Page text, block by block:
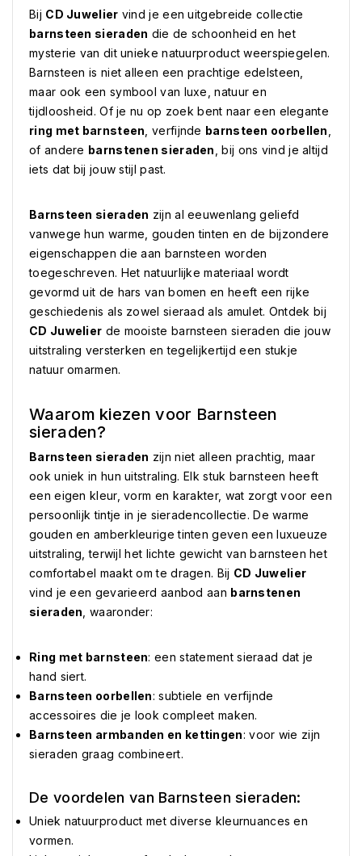
Bij CD Juwelier vind je een uitgebreide collectie
barnsteen sieraden die de schoonheid en het
mysterie van dit unieke natuurproduct weerspiegelen.
Barnsteen is niet alleen een prachtige edelsteen,
maar ook een symbool van luxe, natuur en
tijdloosheid. Of je nu op zoek bent naar een elegante
ring met barnsteen , verfijnde barnsteen oorbellen
of andere barnstenen sieraden , bij ons vind je altijd
iets dat bij jouw stijl past.
Barnsteen sieraden zijn al eeuwenlang geliefd
vanwege hun warme, gouden tinten en de bijzondere
eigenschappen die aan barnsteen worden
toegeschreven. Het natuurlijke materiaal wordt
gevormd uit de hars van bomen en heeft een rijke
geschiedenis als zowel sieraad als amulet. Ontdek bij
CD Juwelier de mooiste barnsteen sieraden die jouw
uitstraling versterken en tegelijkertijd een stukje
natuur omarmen.
Waarom kiezen voor Barnsteen
sieraden?
Barnsteen sieraden zijn niet alleen prachtig, maar
ook uniek in hun uitstraling. Elk stuk barnsteen heeft
een eigen kleur, vorm en karakter, wat zorgt voor een
persoonlijk tintje in je sieradencollectie. De warme
gouden en amberkleurige tinten geven een luxueuze
uitstraling, terwijl het lichte gewicht van barnsteen het
comfortabel maakt om te dragen. Bij CD Juwelier
vind je een gevarieerd aanbod aan barnstenen
sieraden , waaronder:
Ring met barnsteen: een statement sieraad dat je
hand siert.
Barnsteen oorbellen: subtiele en verfijnde
accessoires die je look compleet maken.
Barnsteen armbanden en kettingen: voor wie zijn
sieraden graag combineert.
De voordelen van Barnsteen sieraden:
Uniek natuurproduct met diverse kleurnuances en
vormen.